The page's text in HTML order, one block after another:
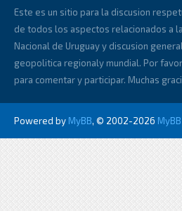
Este es un sitio para la discusion
de todos los aspectos relacionados a
Nacional de Uruguay y discusion
geopolitica regionaly mundial. Por
para comentar y participar. Muchas
Powered by MyBB, © 2002-2026